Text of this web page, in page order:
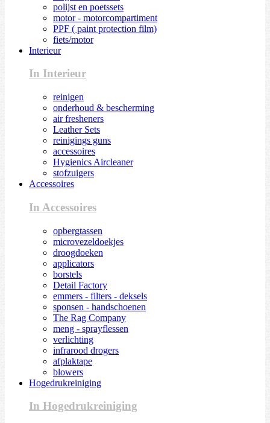
polijst en poetssets
motor - motorcompartiment
PPF ( paint protection film)
fiets/motor
Interieur
In Interieur
reinigen
onderhoud & bescherming
air fresheners
Leather Sets
reinigings guns
accessoires
Hygienics Aircleaner
stofzuigers
Accessoires
In Accessoires
opbergtassen
microvezeldoekjes
droogdoeken
applicators
borstels
Detail Factory
emmers - filters - deksels
sponsen - handschoenen
The Rag Company
meng - sprayflessen
verlichting
infrarood drogers
afplaktape
blowers
Hogedrukreiniging
In Hogedrukreiniging